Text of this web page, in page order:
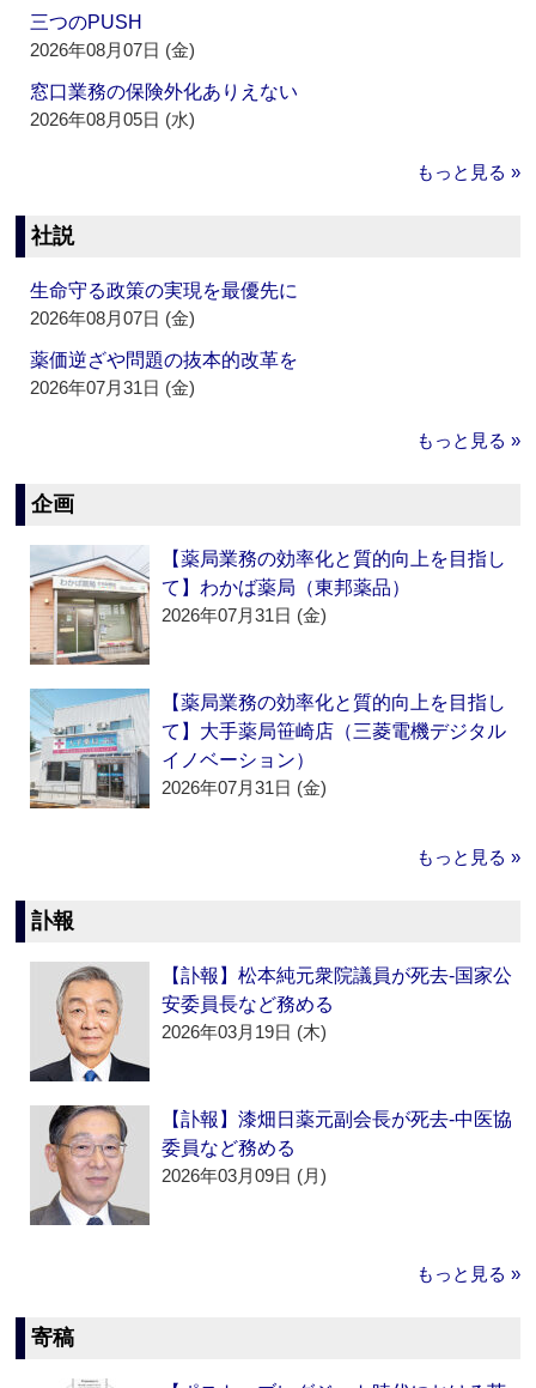
三つのPUSH
2026年08月07日 (金)
窓口業務の保険外化ありえない
2026年08月05日 (水)
もっと見る »
社説
生命守る政策の実現を最優先に
2026年08月07日 (金)
薬価逆ざや問題の抜本的改革を
2026年07月31日 (金)
もっと見る »
企画
【薬局業務の効率化と質的向上を目指し
て】わかば薬局（東邦薬品）
2026年07月31日 (金)
【薬局業務の効率化と質的向上を目指し
て】大手薬局笹崎店（三菱電機デジタル
イノベーション）
2026年07月31日 (金)
もっと見る »
訃報
【訃報】松本純元衆院議員が死去‐国家公
安委員長など務める
2026年03月19日 (木)
【訃報】漆畑日薬元副会長が死去‐中医協
委員など務める
2026年03月09日 (月)
もっと見る »
寄稿